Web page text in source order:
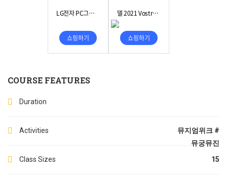
COURSE FEATURES
Duration
Activities
뮤지엄위크 #
뮤궁뮤진
Class Sizes 15